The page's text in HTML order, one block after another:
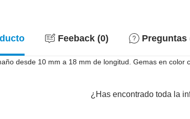
Feeback (0) Preguntas
desde 10 mm a 18 mm de longitud. Gemas en color
¿Has encontrado toda la